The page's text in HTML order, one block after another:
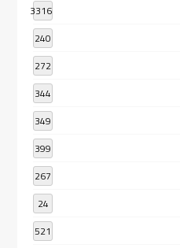
3316
240
272
344
349
399
267
24
521